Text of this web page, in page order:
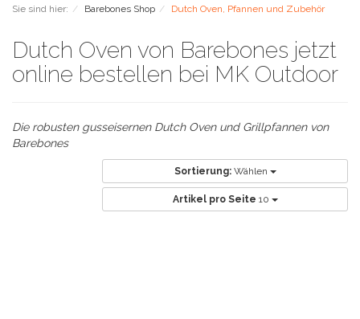
Sie sind hier: Barebones Shop Dutch Oven, Pfannen und Zubehör
Dutch Oven von Barebones jetzt
online bestellen bei MK Outdoor
Die robusten gusseisernen Dutch Oven und Grillpfannen von
Barebones
Sortierung: Wählen
Artikel pro Seite 10